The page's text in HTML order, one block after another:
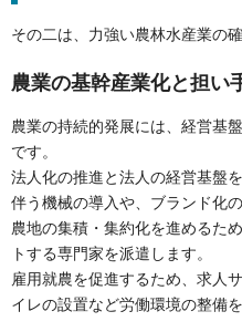
その二は、力強い農林水産業の確
農業の基幹産業化と担い
農業の持続的発展には、経営基
です。
法人化の推進と法人の経営基盤
伴う機械の導入や、ブランド化
農地の集積・集約化を進めるた
トする専門家を派遣します。
雇用就農を促進するため、求人
イレの設置など労働環境の整備を